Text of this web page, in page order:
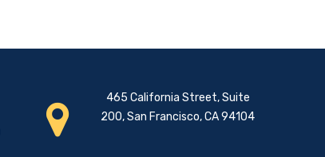
465 California Street, Suite
200, San Francisco, CA 94104